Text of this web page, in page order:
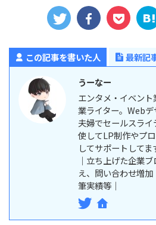
この記事を書いた人
最新記
うーなー
エンタメ・イベン
業ライター。Webデ
夫婦でセールスラ
使してLP制作やプ
してサポートして
｜立ち上げた企業
え、問い合わせ増
筆実績等｜